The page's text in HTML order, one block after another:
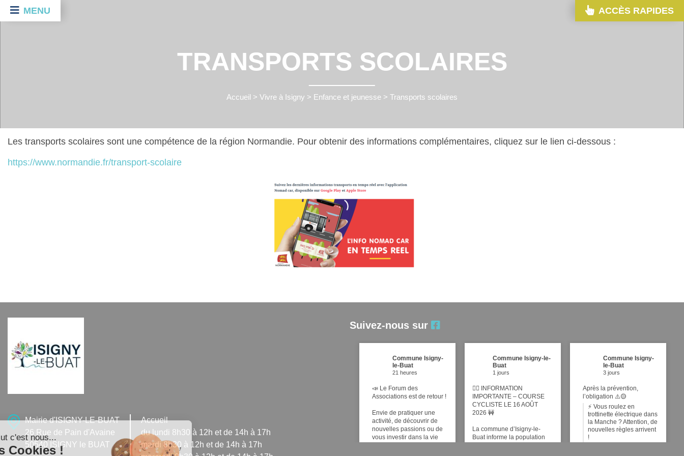
MENU
TRANSPORTS SCOLAIRES
Accueil > Vivre à Isigny > Enfance et jeunesse > Transports scolaires
Les transports scolaires sont une compétence de la région Normandie. Pour obtenir des informations complémentaires, cliquez sur le lien ci-dessous :
https://www.normandie.fr/transport-scolaire
Mairie d'ISIGNY-LE-BUAT
26 Rue de Pain d'Avaine
50540 ISIGNY le BUAT
Accueil
du lundi 8h30 à 12h et de 14h à 17h
mardi 8h30 à 12h et de 14h à 17h
Suivez-nous sur
Commune Isigny-
le-Buat
21 heures
📣 Le Forum des
Associations est de retour !
Envie de pratiquer une
activité, de découvrir de
nouvelles passions ou de
vous investir dans la vie
Commune Isigny-le-
Buat
1 jours
🚴‍♂️ INFORMATION
IMPORTANTE – COURSE
CYCLISTE LE 16 AOÛT
2026 🚧
La commune d’Isigny-le-
Buat informe la population
Commune Isigny-
le-Buat
3 jours
Après la prévention,
l’obligation ⚠️🟡
⚡ Vous roulez en
trottinette électrique dans
la Manche ? Attention, de
nouvelles règles arrivent
!
ACCÈS RAPIDES
Salut c'est nous...
les Cookies !